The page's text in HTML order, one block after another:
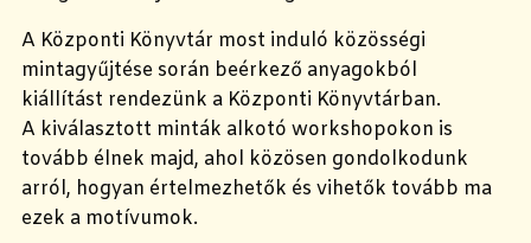
A Központi Könyvtár most induló közösségi
mintagyűjtése során beérkező anyagokból
kiállítást rendezünk a Központi Könyvtárban.
A kiválasztott minták alkotó workshopokon is
tovább élnek majd, ahol közösen gondolkodunk
arról, hogyan értelmezhetők és vihetők tovább ma
ezek a motívumok.